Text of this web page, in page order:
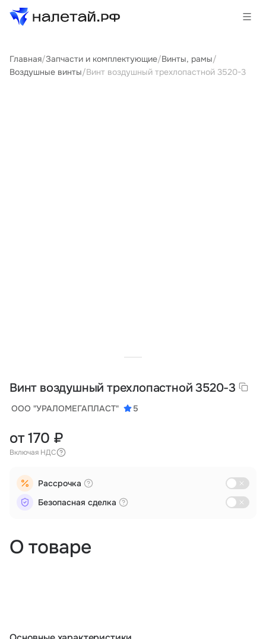
Товары
Главная/Запчасти и комплектующие/Винты, рамы/
Воздушные винты/Винт воздушный трехлопастной 3520-3
О товаре
Винт воздушный трехлопастной 3520-3
ООО "УРАЛОМЕГАПЛАСТ" 5
от 170 ₽
Включая НДС
Рассрочка
Безопасная сделка